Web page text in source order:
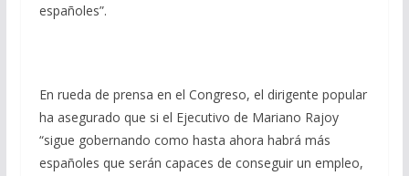
españoles”.
En rueda de prensa en el Congreso, el dirigente popular
ha asegurado que si el Ejecutivo de Mariano Rajoy
“sigue gobernando como hasta ahora habrá más
españoles que serán capaces de conseguir un empleo,